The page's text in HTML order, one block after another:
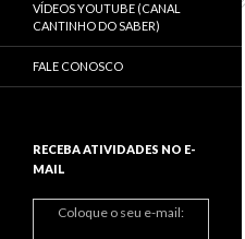
VÍDEOS YOUTUBE (CANAL
CANTINHO DO SABER)
FALE CONOSCO
RECEBA ATIVIDADES NO E-
MAIL
Coloque o seu e-mail: